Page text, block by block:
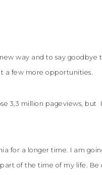
way and to say goodbye
a few more opportunities.
3,3 million pageviews,
for a longer time. I am
of the time of my life. Be